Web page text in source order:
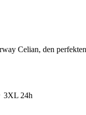
Celian, den
3XL 24h